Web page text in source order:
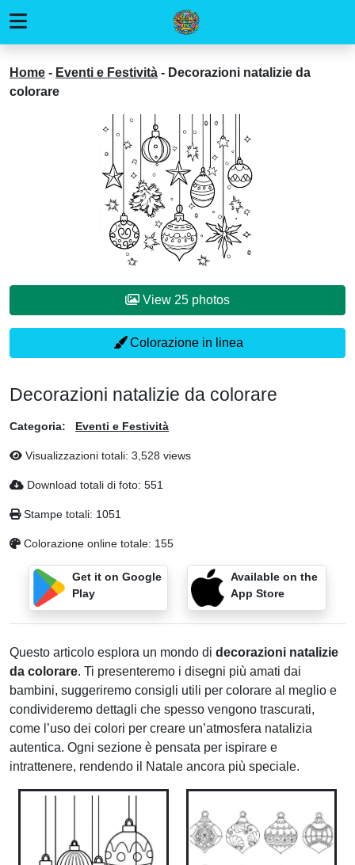
Home - Eventi e Festività - Decorazioni natalizie da
colorare
View 25 photos
Colorazione in linea
Decorazioni natalizie da colorare
Categoria: Eventi e Festività
Visualizzazioni totali: 3,528 views
Download totali di foto: 551
Stampe totali: 1051
Colorazione online totale: 155
Get it on Google
Play
Available on the
App Store
Questo articolo esplora un mondo di decorazioni natalizie
da colorare. Ti presenteremo i disegni più amati dai
bambini, suggeriremo consigli utili per colorare al meglio e
condivideremo dettagli che spesso vengono trascurati,
come l’uso dei colori per creare un’atmosfera natalizia
autentica. Ogni sezione è pensata per ispirare e
intrattenere, rendendo il Natale ancora più speciale.